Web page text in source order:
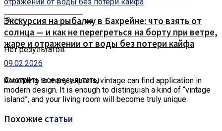
Нет результатов
Смотреть все результаты
Экскурсия на рыбалку в Бахрейне: что взять от
солнца — и как не перегреться на борту при ветре,
жаре и отражении от воды без потери кайфа
09.02.2026
According to many experts, vintage can find application in
modern design. It is enough to distinguish a kind of “vintage
island”, and your living room will become truly unique.
Похожие статьи